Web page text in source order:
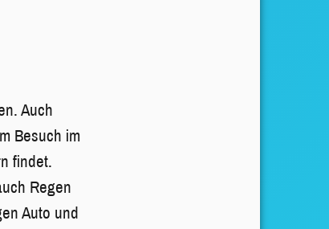
Auch
Besuch im
findet.
Regen
Auto und